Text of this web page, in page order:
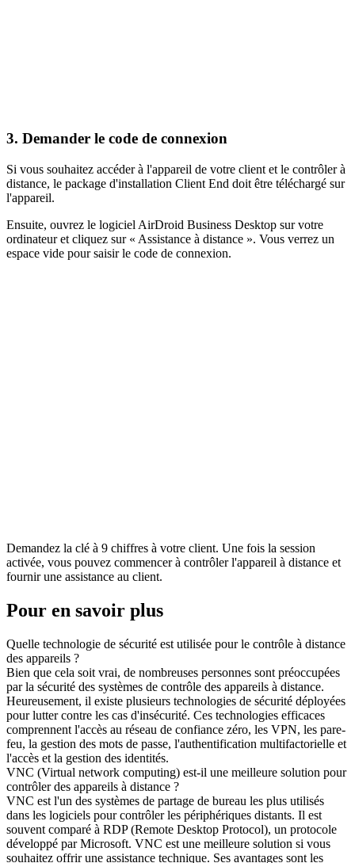
3. Demander le code de connexion
Si vous souhaitez accéder à l'appareil de votre client et le contrôler à
distance, le package d'installation Client End doit être téléchargé sur
l'appareil.
Ensuite, ouvrez le logiciel AirDroid Business Desktop sur votre
ordinateur et cliquez sur « Assistance à distance ». Vous verrez un
espace vide pour saisir le code de connexion.
Demandez la clé à 9 chiffres à votre client. Une fois la session
activée, vous pouvez commencer à contrôler l'appareil à distance et
fournir une assistance au client.
Pour en savoir plus
Quelle technologie de sécurité est utilisée pour le contrôle à distance
des appareils ?
Bien que cela soit vrai, de nombreuses personnes sont préoccupées
par la sécurité des systèmes de contrôle des appareils à distance.
Heureusement, il existe plusieurs technologies de sécurité déployées
pour lutter contre les cas d'insécurité. Ces technologies efficaces
comprennent l'accès au réseau de confiance zéro, les VPN, les pare-
feu, la gestion des mots de passe, l'authentification multifactorielle et
l'accès et la gestion des identités.
VNC (Virtual network computing) est-il une meilleure solution pour
contrôler des appareils à distance ?
VNC est l'un des systèmes de partage de bureau les plus utilisés
dans les logiciels pour contrôler les périphériques distants. Il est
souvent comparé à RDP (Remote Desktop Protocol), un protocole
développé par Microsoft. VNC est une meilleure solution si vous
souhaitez offrir une assistance technique. Ses avantages sont les